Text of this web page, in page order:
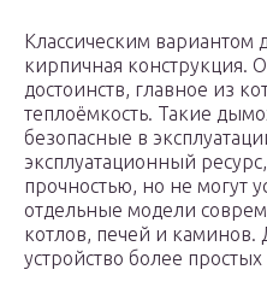
Классическим вариантом
кирпичная конструкция.
достоинств, главное из
теплоёмкость. Такие
безопасные в
эксплуатационный
прочностью, но не могут
отдельные модели
котлов, печей и каминов.
устройство более